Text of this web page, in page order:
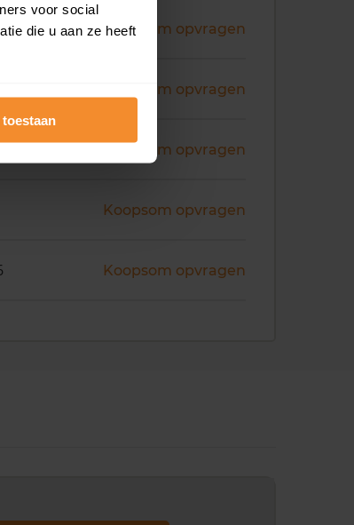
voor social
die u aan ze heeftKoopsom opvragen
Koopsom opvragen
Koopsom opvragen
Koopsom opvragen
Koopsom opvragen